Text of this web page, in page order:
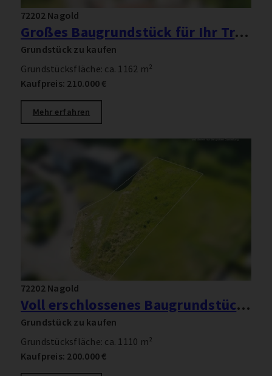
72202 Nagold
Großes Baugrundstück für Ihr Traumhaus
Grundstück zu kaufen
Grundstücksfläche: ca. 1162 m²
Kaufpreis: 210.000 €
Mehr erfahren
72202 Nagold
Voll erschlossenes Baugrundstück in Nagold-Pfrondorf
Grundstück zu kaufen
Grundstücksfläche: ca. 1110 m²
Kaufpreis: 200.000 €